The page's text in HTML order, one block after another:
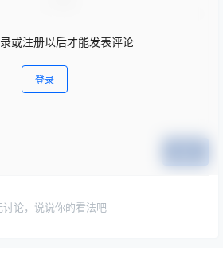
或注册以后才能发表评论
登录
讨论，说说你的看法吧